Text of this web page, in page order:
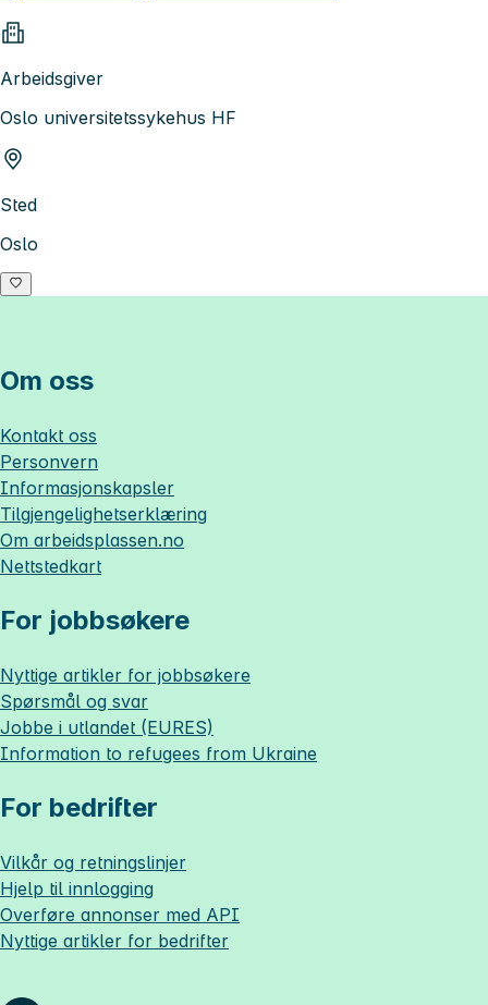
Arbeidsgiver
Oslo universitetssykehus HF
Sted
Oslo
Om oss
Kontakt oss
Personvern
Informasjonskapsler
Tilgjengelighetserklæring
Om arbeidsplassen.no
Nettstedkart
For jobbsøkere
Nyttige artikler for jobbsøkere
Spørsmål og svar
Jobbe i utlandet (EURES)
Information to refugees from Ukraine
For bedrifter
Vilkår og retningslinjer
Hjelp til innlogging
Overføre annonser med API
Nyttige artikler for bedrifter